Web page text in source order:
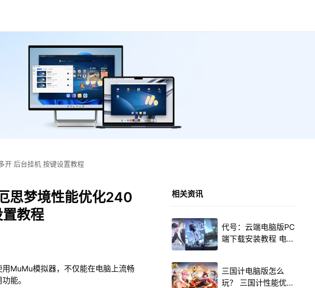
开 后台挂机 按键设置教程
思梦境性能优化240
教程
MuMu模拟器，不仅能在电脑上流畅
能。
相关资讯
代号：云端电脑版PC
端下载安装教程 电脑
三国计电脑版怎么
玩？ 三国计性能优化